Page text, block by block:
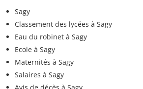
Sagy
Classement des lycées à Sagy
Eau du robinet à Sagy
Ecole à Sagy
Maternités à Sagy
Salaires à Sagy